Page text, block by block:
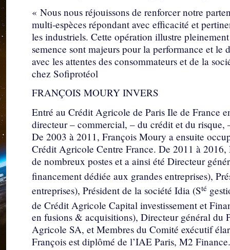
« Nous nous réjouissons de renforcer notre
multi-espèces répondant avec efficacité et
les industriels. Cette opération illustre
semence sont majeurs pour la performance et
avec les attentes des consommateurs et de la
chez Sofiprotéol
FRANÇOIS MOURY INVERS
Entré au Crédit Agricole de Paris Ile de France
directeur – commercial, – du crédit et du
De 2003 à 2011, François Moury a ensuite
Crédit Agricole Centre France. De 2011 à
de nombreux postes et a ainsi été Directeur
financement dédiée aux grandes entreprises),
entreprises), Président de la société Idia (Sté
de Crédit Agricole Capital investissement et
en fusions & acquisitions), Directeur général
Agricole SA, et Membres du Comité exécutif
François est diplômé de l’IAE Paris, M2 Finance.